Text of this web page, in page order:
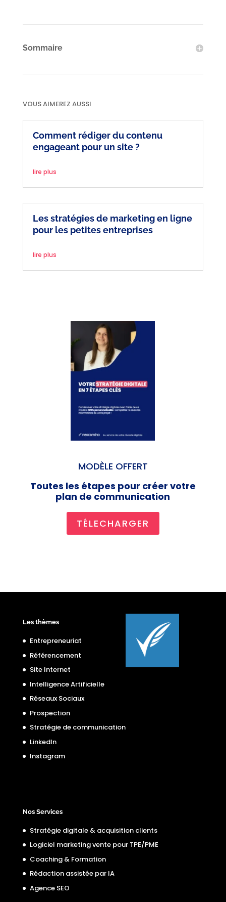
Sommaire
VOUS AIMEREZ AUSSI
Comment rédiger du contenu
engageant pour un site ?
lire plus
Les stratégies de marketing en ligne
pour les petites entreprises
lire plus
MODÈLE OFFERT
Toutes les étapes pour créer votre
plan de communication
TÉLECHARGER
Les thèmes
Entrepreneuriat
Référencement
Site Internet
Intelligence Artificielle
Réseaux Sociaux
Prospection
Stratégie de communication
LinkedIn
Instagram
Nos Services
Stratégie digitale & acquisition clients
Logiciel marketing vente pour TPE/PME
Coaching & Formation
Rédaction assistée par IA
Agence SEO